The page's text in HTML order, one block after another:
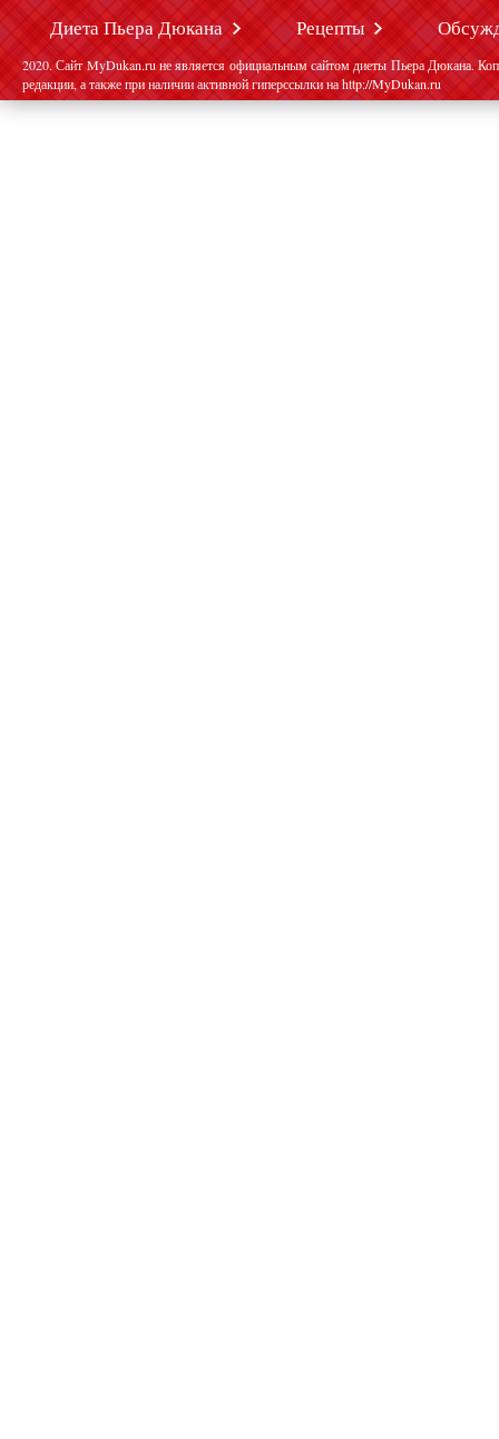
Диета Пьера Дюкана Рецепты
2020. Сайт MyDukan.ru не является официальным сайтом диеты Пьера Дюкана.
редакции, а также при наличии активной гиперссылки на http://MyDukan.ru